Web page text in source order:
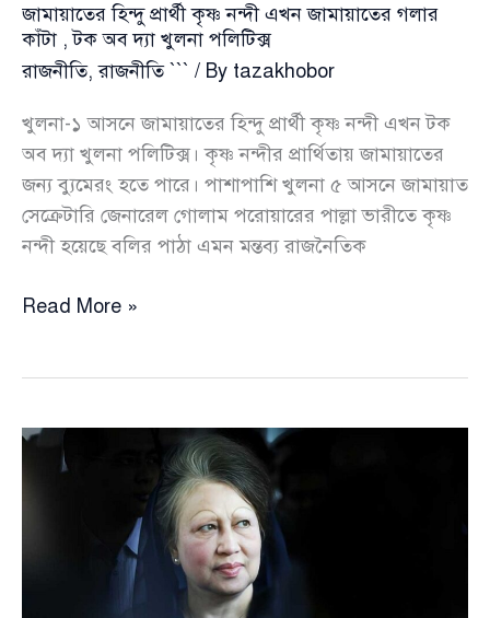
জামায়াতের হিন্দু প্রার্থী কৃষ্ণ নন্দী এখন জামায়াতের গলার
কাঁটা , টক অব দ্যা খুলনা পলিটিক্স
রাজনীতি,রাজনীতি ``` / By tazakhobor
খুলনা-১ আসনে জামায়াতের হিন্দু প্রার্থী কৃষ্ণ নন্দী এখন টক
অব দ্যা খুলনা পলিটিক্স। কৃষ্ণ নন্দীর প্রার্থিতায় জামায়াতের
জন্য ব্যুমেরং হতে পারে। পাশাপাশি খুলনা ৫ আসনে জামায়াত
সেক্রেটারি জেনারেল গোলাম পরোয়ারের পাল্লা ভারীতে কৃষ্ণ
নন্দী হয়েছে বলির পাঠা এমন মন্তব্য রাজনৈতিক
জামায়াতের
নন্দী
Read More »